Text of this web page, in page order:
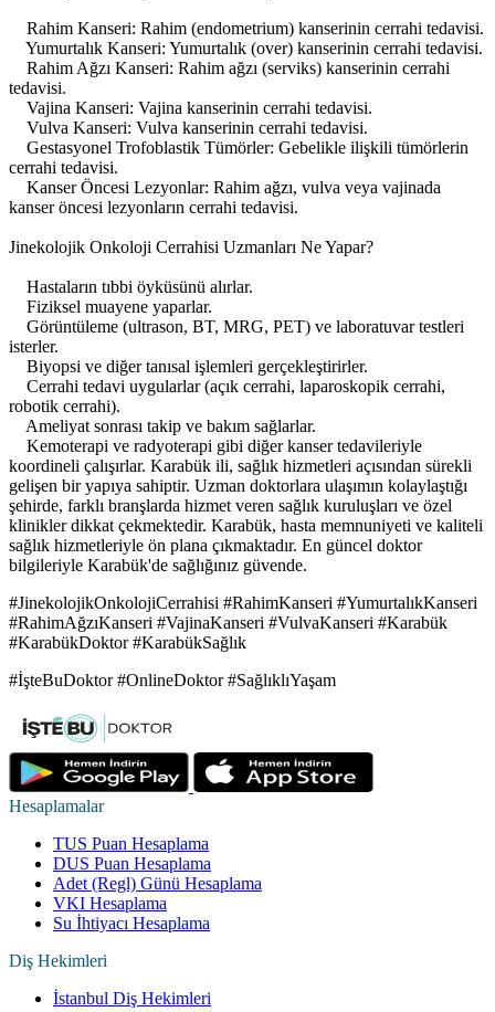
Rahim Kanseri: Rahim (endometrium) kanserinin cerrahi tedavisi.
Yumurtalık Kanseri: Yumurtalık (over) kanserinin cerrahi tedavisi.
Rahim Ağzı Kanseri: Rahim ağzı (serviks) kanserinin cerrahi
tedavisi.
Vajina Kanseri: Vajina kanserinin cerrahi tedavisi.
Vulva Kanseri: Vulva kanserinin cerrahi tedavisi.
Gestasyonel Trofoblastik Tümörler: Gebelikle ilişkili tümörlerin
cerrahi tedavisi.
Kanser Öncesi Lezyonlar: Rahim ağzı, vulva veya vajinada
kanser öncesi lezyonların cerrahi tedavisi.
Jinekolojik Onkoloji Cerrahisi Uzmanları Ne Yapar?
Hastaların tıbbi öyküsünü alırlar.
Fiziksel muayene yaparlar.
Görüntüleme (ultrason, BT, MRG, PET) ve laboratuvar testleri
isterler.
Biyopsi ve diğer tanısal işlemleri gerçekleştirirler.
Cerrahi tedavi uygularlar (açık cerrahi, laparoskopik cerrahi,
robotik cerrahi).
Ameliyat sonrası takip ve bakım sağlarlar.
Kemoterapi ve radyoterapi gibi diğer kanser tedavileriyle
koordineli çalışırlar. Karabük ili, sağlık hizmetleri açısından sürekli
gelişen bir yapıya sahiptir. Uzman doktorlara ulaşımın kolaylaştığı
şehirde, farklı branşlarda hizmet veren sağlık kuruluşları ve özel
klinikler dikkat çekmektedir. Karabük, hasta memnuniyeti ve kaliteli
sağlık hizmetleriyle ön plana çıkmaktadır. En güncel doktor
bilgileriyle Karabük'de sağlığınız güvende.
#JinekolojikOnkolojiCerrahisi #RahimKanseri #YumurtalıkKanseri
#RahimAğzıKanseri #VajinaKanseri #VulvaKanseri #Karabük
#KarabükDoktor #KarabükSağlık
#İşteBuDoktor #OnlineDoktor #SağlıklıYaşam
Hesaplamalar
TUS Puan Hesaplama
DUS Puan Hesaplama
Adet (Regl) Günü Hesaplama
VKI Hesaplama
Su İhtiyacı Hesaplama
Diş Hekimleri
İstanbul Diş Hekimleri